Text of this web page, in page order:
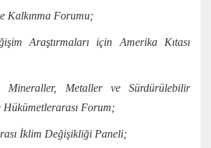
Kalkınma Forumu;
Araştırmaları için Amerika Kıtası
Mineraller, Metaller ve Sürdürülebilir
Hükümetlerarası Forum;
İklim Değişikliği Paneli;